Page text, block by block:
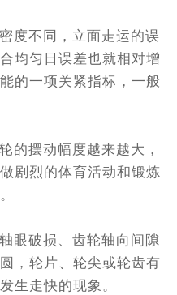
不同，立面走运的误
均匀日误差也就相对增
的一项关紧指标，一般
摆动幅度越来越大，
剧烈的体育活动和锻炼
破损、齿轮轴向间隙
，轮片、轮尖或轮齿有
生走快的现象。